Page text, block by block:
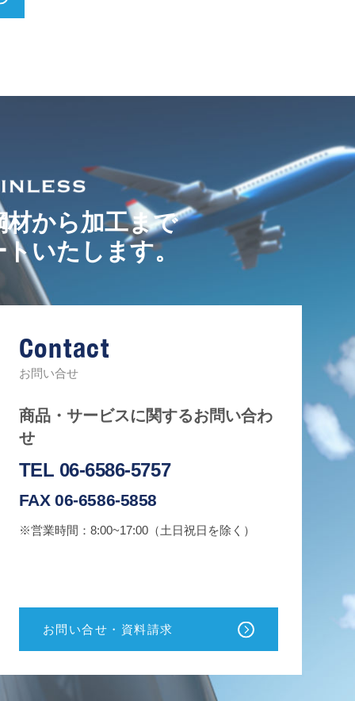
から加工まで
いたします。
Contact
お問い合せ
商品・サービスに関するお問い合わ
せ
TEL 06-6586-5757
FAX 06-6586-5858
※営業時間：8:00~17:00（土日祝日を除く）
お問い合せ・資料請求